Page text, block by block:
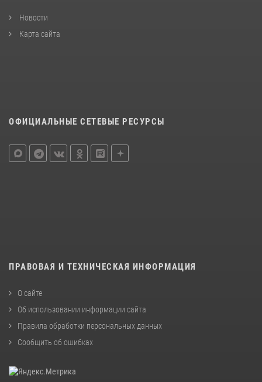
Новости
Карта сайта
ОФИЦИАЛЬНЫЕ СЕТЕВЫЕ РЕСУРСЫ
ПРАВОВАЯ И ТЕХНИЧЕСКАЯ ИНФОРМАЦИЯ
О сайте
Об использовании информации сайта
Правила обработки персональных данных
Сообщить об ошибках